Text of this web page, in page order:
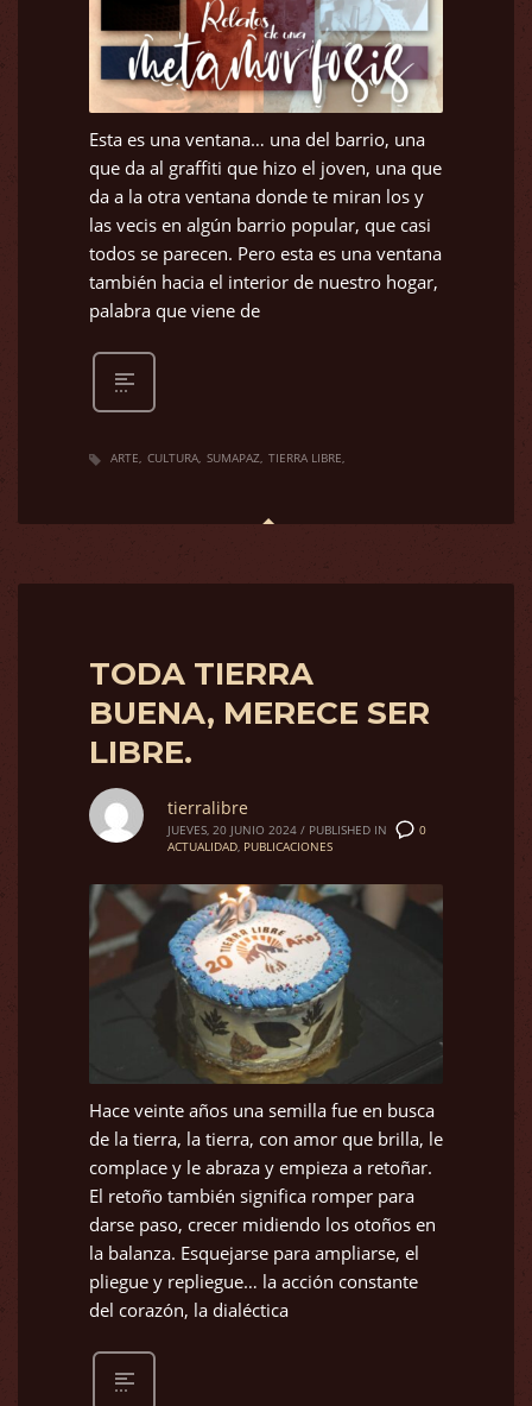
Esta es una ventana… una del barrio, una
que da al graffiti que hizo el joven, una que
da a la otra ventana donde te miran los y
las vecis en algún barrio popular, que casi
todos se parecen. Pero esta es una ventana
también hacia el interior de nuestro hogar,
palabra que viene de
ARTE CULTURA SUMAPAZ TIERRA LIBRE
TODA TIERRA
BUENA, MERECE SER
LIBRE.
0
tierralibre
JUEVES, 20 JUNIO 2024 / PUBLISHED IN
ACTUALIDAD PUBLICACIONES
Hace veinte años una semilla fue en busca
de la tierra, la tierra, con amor que brilla, le
complace y le abraza y empieza a retoñar.
El retoño también significa romper para
darse paso, crecer midiendo los otoños en
la balanza. Esquejarse para ampliarse, el
pliegue y repliegue… la acción constante
del corazón, la dialéctica